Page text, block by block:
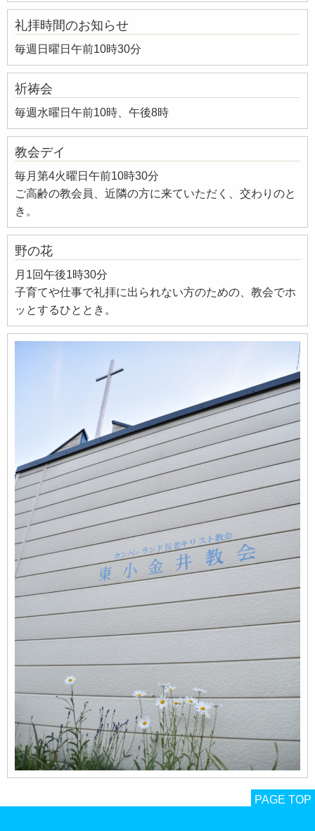
礼拝時間のお知らせ
毎週日曜日午前10時30分
祈祷会
毎週水曜日午前10時、午後8時
教会デイ
毎月第4火曜日午前10時30分
ご高齢の教会員、近隣の方に来ていただく、交わりのと
き。
野の花
月1回午後1時30分
子育てや仕事で礼拝に出られない方のための、教会でホ
ッとするひととき。
PAGE TOP